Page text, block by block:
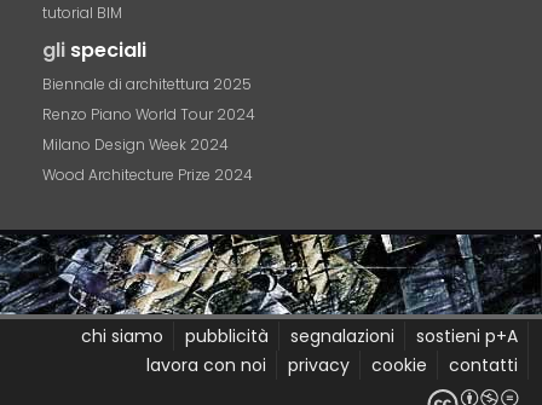
tutorial BIM
gli speciali
Biennale di architettura 2025
Renzo Piano World Tour 2024
Milano Design Week 2024
Wood Architecture Prize 2024
chi siamo pubblicità segnalazioni
sostieni p+A
lavora con noi
privacy cookie contatti